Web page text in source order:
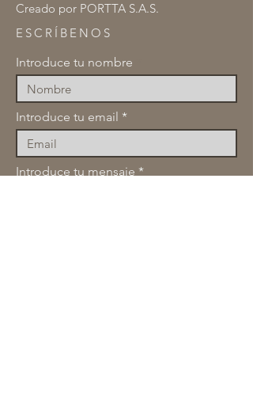
Creado por PORTTA S.A.S.
ESCRÍBENOS
Introduce tu nombre
Introduce tu email
Introduce tu mensaje